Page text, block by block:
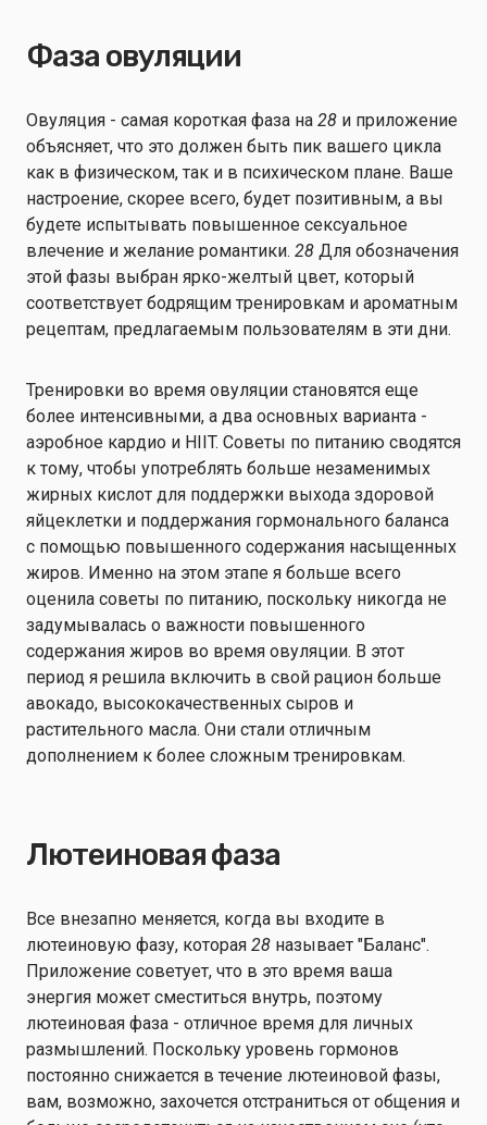
Фаза овуляции
Овуляция - самая короткая фаза на 28 и приложение
объясняет, что это должен быть пик вашего цикла
как в физическом, так и в психическом плане. Ваше
настроение, скорее всего, будет позитивным, а вы
будете испытывать повышенное сексуальное
влечение и желание романтики. 28 Для обозначения
этой фазы выбран ярко-желтый цвет, который
соответствует бодрящим тренировкам и ароматным
рецептам, предлагаемым пользователям в эти дни.
Тренировки во время овуляции становятся еще
более интенсивными, а два основных варианта -
аэробное кардио и HIIT. Советы по питанию сводятся
к тому, чтобы употреблять больше незаменимых
жирных кислот для поддержки выхода здоровой
яйцеклетки и поддержания гормонального баланса
с помощью повышенного содержания насыщенных
жиров. Именно на этом этапе я больше всего
оценила советы по питанию, поскольку никогда не
задумывалась о важности повышенного
содержания жиров во время овуляции. В этот
период я решила включить в свой рацион больше
авокадо, высококачественных сыров и
растительного масла. Они стали отличным
дополнением к более сложным тренировкам.
Лютеиновая фаза
Все внезапно меняется, когда вы входите в
лютеиновую фазу, которая 28 называет "Баланс".
Приложение советует, что в это время ваша
энергия может сместиться внутрь, поэтому
лютеиновая фаза - отличное время для личных
размышлений. Поскольку уровень гормонов
постоянно снижается в течение лютеиновой фазы,
вам, возможно, захочется отстраниться от общения и